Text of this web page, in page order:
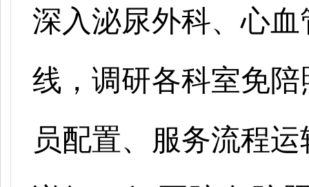
深入泌尿外科、心
线，调研各科室免
员配置、服务流程